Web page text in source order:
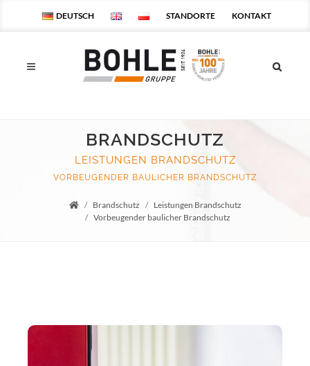
DEUTSCH STANDORTE KONTAKT
BRANDSCHUTZ
LEISTUNGEN BRANDSCHUTZ
VORBEUGENDER BAULICHER BRANDSCHUTZ
Startseite
Brandschutz
Leistungen Brandschutz
Vorbeugender baulicher Brandschutz